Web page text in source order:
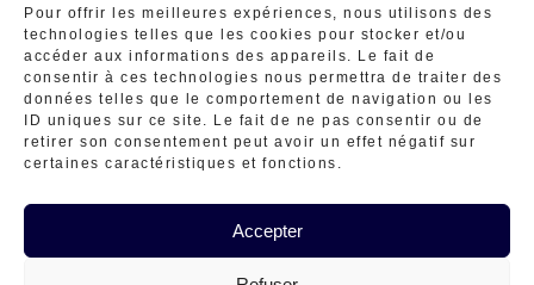
Pour offrir les meilleures expériences, nous utilisons des
technologies telles que les cookies pour stocker et/ou
accéder aux informations des appareils. Le fait de
consentir à ces technologies nous permettra de traiter des
données telles que le comportement de navigation ou les
ID uniques sur ce site. Le fait de ne pas consentir ou de
retirer son consentement peut avoir un effet négatif sur
certaines caractéristiques et fonctions.
Accepter
S’ouvre
dans
un
S’ouvre
dans
un
Adresse :
Ambares et Lagrave
Téléphone :
0629416839
E-mail :
ateliermineraux@gmail.